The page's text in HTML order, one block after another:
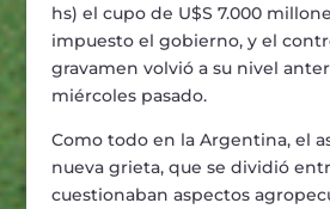
hs) el cupo de U$S 7.000
impuesto el gobierno, y el
gravamen volvió a su nivel
miércoles pasado.
Como todo en la Argentina, el
nueva grieta, que se dividió
cuestionaban aspectos